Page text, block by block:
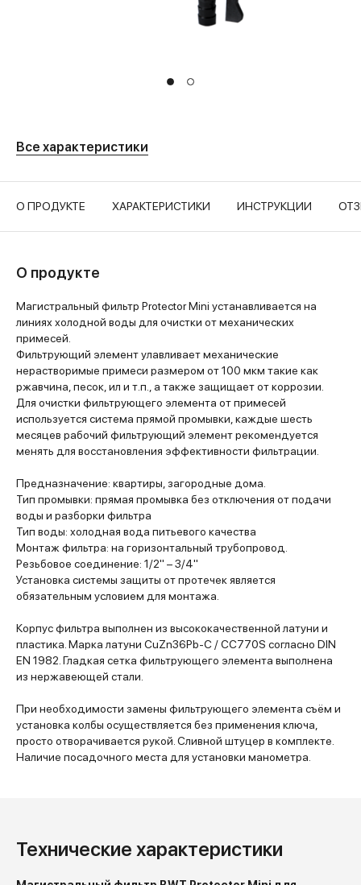
Все характеристики
О ПРОДУКТЕ ХАРАКТЕРИСТИКИ ИНСТРУКЦИИ
О продукте
Магистральный фильтр Protector Mini устанавливается на
линиях холодной воды для очистки от механических
примесей.
Фильтрующий элемент улавливает механические
нерастворимые примеси размером от 100 мкм такие как
ржавчина, песок, ил и т.п., а также защищает от коррозии.
Для очистки фильтрующего элемента от примесей
используется система прямой промывки, каждые шесть
месяцев рабочий фильтрующий элемент рекомендуется
менять для восстановления эффективности фильтрации.
Предназначение: квартиры, загородные дома.
Тип промывки: прямая промывка без отключения от подачи
воды и разборки фильтра
Тип воды: холодная вода питьевого качества
Монтаж фильтра: на горизонтальный трубопровод.
Резьбовое соединение: 1/2" – 3/4"
Установка системы защиты от протечек является
обязательным условием для монтажа.
Корпус фильтра выполнен из высококачественной латуни и
пластика. Марка латуни CuZn36Pb-C / CC770S согласно DIN
EN 1982. Гладкая сетка фильтрующего элемента выполнена
из нержавеющей стали.
При необходимости замены фильтрующего элемента съём и
установка колбы осуществляется без применения ключа,
просто отворачивается рукой. Сливной штуцер в комплекте.
Наличие посадочного места для установки манометра.
Технические характеристики